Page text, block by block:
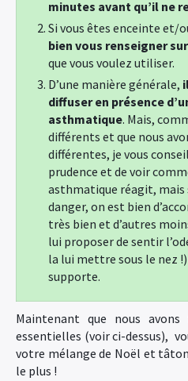
minutes avant qu’il ne
Si vous êtes enceinte et/
bien vous renseigner
que vous voulez utiliser.
D’une manière générale,
diffuser en présence
asthmatique. Mais,
différents et que nous
différentes, je vous
prudence et de voir
asthmatique réagit, mais
danger, on est bien
très bien et d’autres
lui proposer de sentir
la lui mettre sous le nez
supporte.
Maintenant que nous
essentielles (voir ci-dessus),
votre mélange de Noël et
le plus !